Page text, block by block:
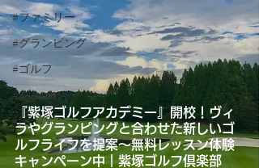
#ファミリー
#グランピング
#ゴルフ
#グルメ
#NEWS
『紫塚ゴルフアカデミー』開校！ヴィ
ラやグランピングと合わせた新しいゴ
ルフライフを提案～無料レッスン体験
キャンペーン中｜紫塚ゴルフ倶楽部